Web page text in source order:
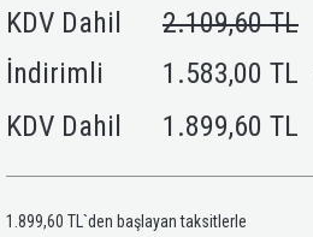
KDV Dahil
2.109,60 TL
İndirimli
1.583,00 TL
KDV Dahil 1.899,60 TL
1.899,60 TL `den başlayan taksitlerle